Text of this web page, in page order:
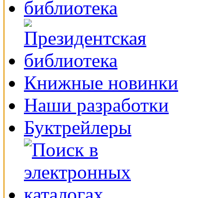
Книжные новинки
Наши разработки
Буктрейлеры